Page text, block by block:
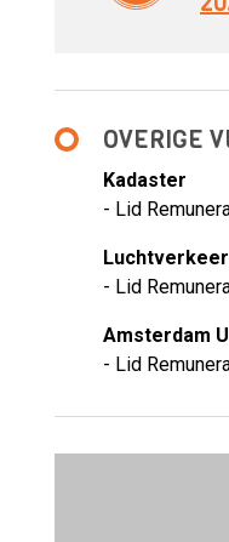
OVERIGE
Kadaster
- Lid
- Lid
Amsterdam
- Lid